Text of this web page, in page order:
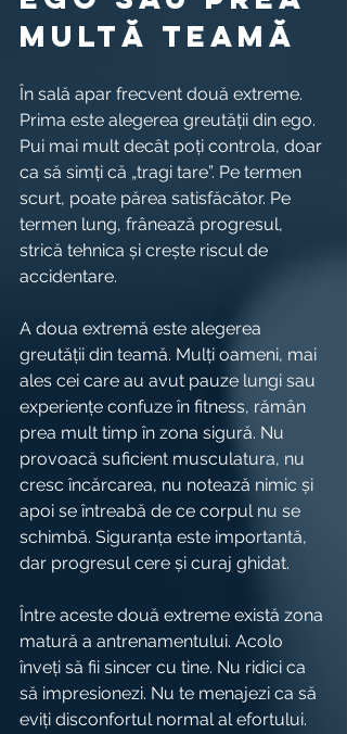
multă teamă
În sală apar frecvent două extreme.
Prima este alegerea greutății din ego.
Pui mai mult decât poți controla, doar
ca să simți că „tragi tare”. Pe termen
scurt, poate părea satisfăcător. Pe
termen lung, frânează progresul,
strică tehnica și crește riscul de
accidentare.
A doua extremă este alegerea
greutății din teamă. Mulți oameni, mai
ales cei care au avut pauze lungi sau
experiențe confuze în fitness, rămân
prea mult timp în zona sigură. Nu
provoacă suficient musculatura, nu
cresc încărcarea, nu notează nimic și
apoi se întreabă de ce corpul nu se
schimbă. Siguranța este importantă,
dar progresul cere și curaj ghidat.
Între aceste două extreme există zona
matură a antrenamentului. Acolo
înveți să fii sincer cu tine. Nu ridici ca
să impresionezi. Nu te menajezi ca să
eviți disconfortul normal al efortului.